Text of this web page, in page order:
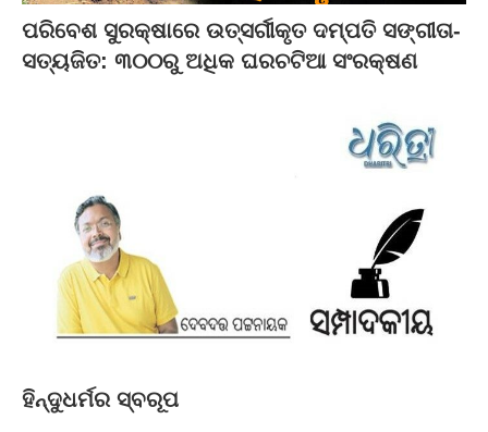
ପରିବେଶ ସୁରକ୍ଷାରେ ଉତ୍ସର୍ଗୀକୃତ ଦମ୍ପତି ସଙ୍ଗୀତା-
ସତ୍ୟଜିତ: ୩୦୦ରୁ ଅଧିକ ଘରଚଟିଆ ସଂରକ୍ଷଣ
ହିନ୍ଦୁଧର୍ମର ସ୍ବରୂପ